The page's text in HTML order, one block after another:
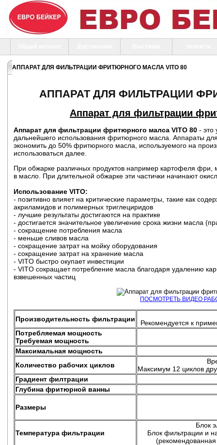
АППАРАТ ДЛЯ ФИЛЬТРАЦИИ ФРИТЮРНОГО МАСЛА VITO 80
АППАРАТ ДЛЯ ФИЛЬТРАЦИИ
Аппарат для фильтрации
Аппарат для фильтрации фритюрного малса VITO 80 - это
дальнейшего использования фритюрного масла. Аппараты
экономить до 50% фритюрного масла, используемого на
использоваться далее.
При обжарке различных продуктов например картофеля фри,
в масло. При длительной обжарке эти частички начинают
Использование VITO:
- позитивно влияет на критические параметры, такие как
акриламидов и полимерных триглециридов
- лучшие результаты достигаются на практике
- достигается значительное увеличение срока жизни масла
- сокращение потребления масла
- меньше сливов масла
- сокращение затрат на мойку оборудования
- сокращение затрат на хранение масла
- VITO быстро окупает инвестиции
- VITO сокращает потребление масла благодаря удалению
взвешенных частиц
ПОСМОТРЕТЬ ВИДЕО
Производительность фильтрации
Рекомендуется к
Потребляемая мощность
Требуемая мощность
Максимальная мощность
Количество рабочих циклов
Максимум 12 циклов
Градиент филтрации
Глубина фритюрной ванны
Размеры
Температура фильтрации
Блок
Блок фильтрации и